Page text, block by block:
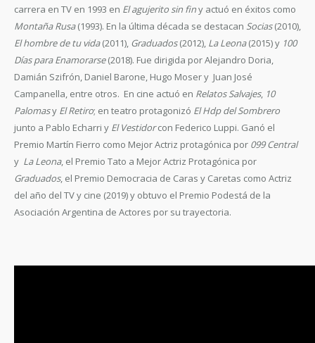
carrera en TV en 1993 en El agujerito sin finy actuó en éxitos como
Montaña Rusa(1993). En la última década se destacan Socias(2010),
El hombre de tu vida(2011), Graduados(2012), La Leona(2015) y 100
Días para Enamorarse(2018). Fue dirigida por Alejandro Doria,
Damián Szifrón, Daniel Barone, Hugo Moser y Juan José
Campanella, entre otros. En cine actuó en Relatos Salvajes, 10
Palomasy El Retiro; en teatro protagonizó El Hdp del Sombrero
junto a Pablo Echarri y El Vestidorcon Federico Luppi. Ganó el
Premio Martín Fierro como Mejor Actriz protagónica por 099 Central
y La Leona, el Premio Tato a Mejor Actriz Protagónica por
Graduados, el Premio Democracia de Caras y Caretas como Actriz
del año del TV y cine (2019) y obtuvo el Premio Podestá de la
Asociación Argentina de Actores por su trayectoria.